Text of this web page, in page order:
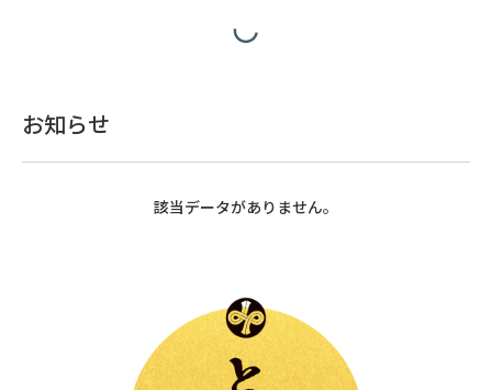
お知らせ
該当データがありません。